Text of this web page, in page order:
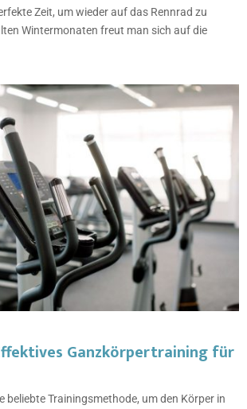
Zeit, um wieder auf das Rennrad zu
Wintermonaten freut man sich auf die
Ganzkörpertraining für
beliebte Trainingsmethode, um den Körper in